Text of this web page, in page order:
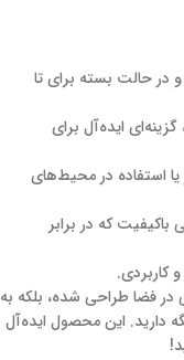
در حالت بسته برای تا
ایده‌آل برای
استفاده در محیط‌های
که در برابر
کاربردی.
در فضا طراحی شده، بلکه به
دارید. این محصول ایده‌آل